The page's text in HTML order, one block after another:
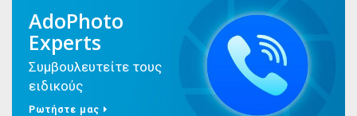
AdoPhoto
Experts
Συμβουλευτείτε τους
ειδικούς
Ρωτήστε μας